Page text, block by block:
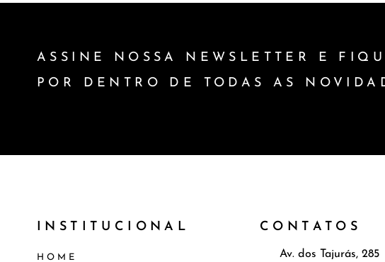
ASSINE NOSSA NEWSLETTER E
POR DENTRO DE TODAS AS
INSTITUCIONAL
HOME
CONTATOS
Av. dos Tajurás, 285